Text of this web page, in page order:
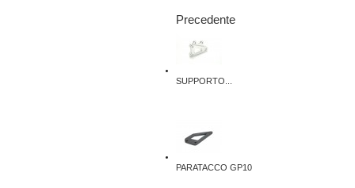
Precedente
SUPPORTO...
PARATACCO GP10